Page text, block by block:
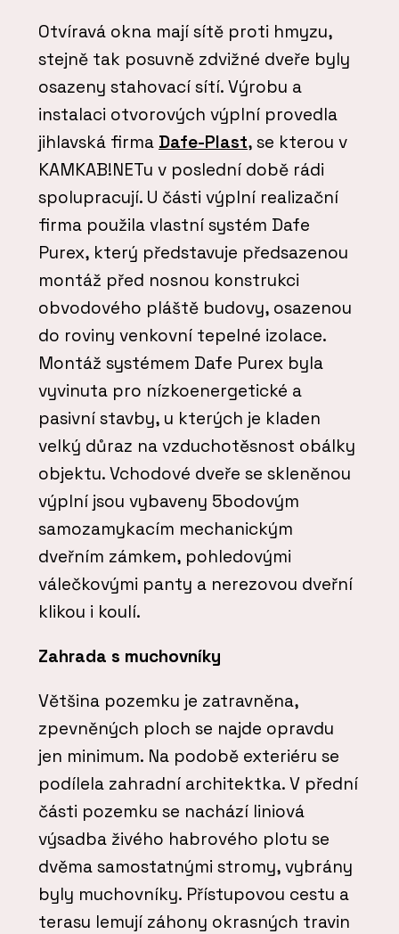
Otvíravá okna mají sítě proti hmyzu,
stejně tak posuvně zdvižné dveře byly
osazeny stahovací sítí. Výrobu a
instalaci otvorových výplní provedla
jihlavská firma Dafe-Plast, se kterou v
KAMKAB!NETu v poslední době rádi
spolupracují. U části výplní realizační
firma použila vlastní systém Dafe
Purex, který představuje předsazenou
montáž před nosnou konstrukci
obvodového pláště budovy, osazenou
do roviny venkovní tepelné izolace.
Montáž systémem Dafe Purex byla
vyvinuta pro nízkoenergetické a
pasivní stavby, u kterých je kladen
velký důraz na vzduchotěsnost obálky
objektu. Vchodové dveře se skleněnou
výplní jsou vybaveny 5bodovým
samozamykacím mechanickým
dveřním zámkem, pohledovými
válečkovými panty a nerezovou dveřní
klikou i koulí.
Zahrada s muchovníky
Většina pozemku je zatravněna,
zpevněných ploch se najde opravdu
jen minimum. Na podobě exteriéru se
podílela zahradní architektka. V přední
části pozemku se nachází liniová
výsadba živého habrového plotu se
dvěma samostatnými stromy, vybrány
byly muchovníky. Přístupovou cestu a
terasu lemují záhony okrasných travin